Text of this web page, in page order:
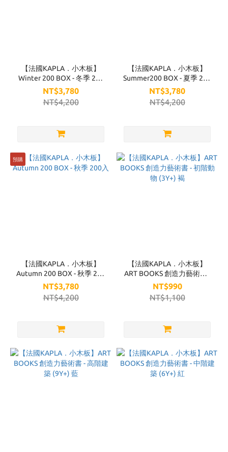
【法國KAPLA．小木板】
Winter 200 BOX - 冬季 200
入
NT$3,780
NT$4,200
【法國KAPLA．小木板】
Summer200 BOX - 夏季 200
入
NT$3,780
NT$4,200
預購
【法國KAPLA．小木板】
Autumn 200 BOX - 秋季 200
入
NT$3,780
NT$4,200
【法國KAPLA．小木板】
ART BOOKS 創造力藝術書 -
初階動物 (3Y+) 褐
NT$990
NT$1,100